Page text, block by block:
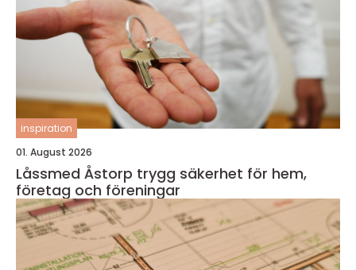
inspiration
01. August 2026
Låssmed Åstorp trygg säkerhet för hem,
företag och föreningar